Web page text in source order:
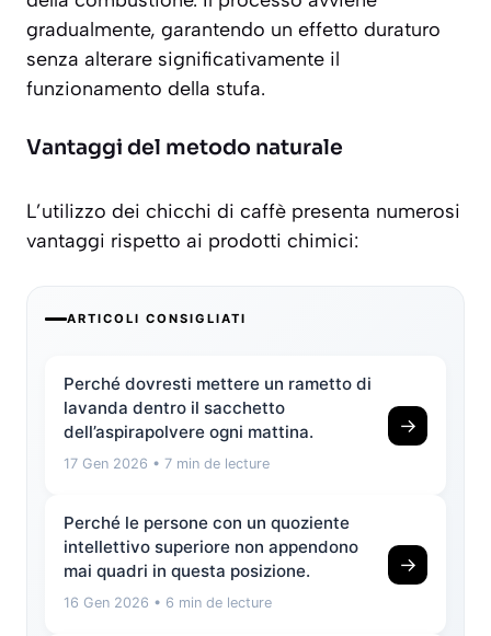
gradualmente, garantendo un effetto duraturo
senza alterare significativamente il
funzionamento della stufa.
Vantaggi del metodo naturale
L’utilizzo dei chicchi di caffè presenta numerosi
vantaggi rispetto ai prodotti chimici:
ARTICOLI CONSIGLIATI
Perché dovresti mettere un rametto di
lavanda dentro il sacchetto
dell’aspirapolvere ogni mattina.
17 Gen 2026 • 7 min de lecture
→
Perché le persone con un quoziente
intellettivo superiore non appendono
mai quadri in questa posizione.
16 Gen 2026 • 6 min de lecture
→